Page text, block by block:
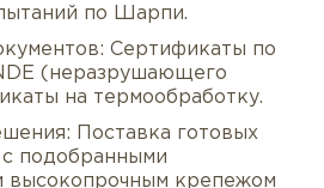
по Шарпи.
Сертификаты по
(неразрушающего
на термообработку.
Поставка готовых
подобранными
высокопрочным крепежом